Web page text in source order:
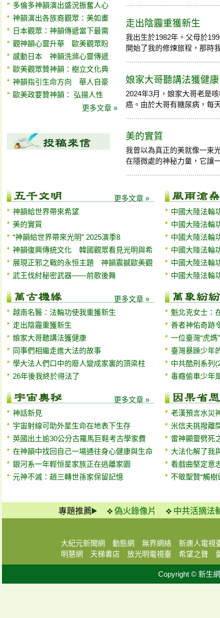
多倫多神韻演出盛況振奮人心
神韻演出各族裔觀眾：美如畫
日本觀眾：神韻傳遞當下最需
觀神韻心靈升華 歐美觀眾盼
感動日本 神韻洗滌心靈傳遞
歐美觀眾贊神韻：樹立文化典
神韻指引生命方向 華人自豪
歐美政要贊神韻： 弘揚人性
更多文章 »
走出陰霾重獲新生
我出生於1982年。父母於
開始了我的修煉旅程，那時
娘家大哥聽講法獲健康
2024年3月，娘家大哥老是
癌。由於大哥有糖尿病，每
美的實質
我曾以為真正的美就像一束
在隱微處的神秘力量，它讓
更多文章 »
神韻給世界帶來希望
美的實質
“神韻給世界帶來光明” 2025演季8
神韻復興傳統文化 韓國觀眾看見光明與希
展現正邪之戰的永恒主題 神韻震撼歐美觀
武王伐紂秘密武器——前歌後舞
更多文章 »
越南名醫：法輪功使我重獲新生
走出陰霾重獲新生
娘家大哥聽講法獲健康
同事們相繼走進大法的故事
學大法人們口中的廢人變成家裏的頂梁柱
26年後我終於得法了
更多文章 »
神話新見
宇宙射線可助外星生命在地表下生存
英國出土逾30公分古羅馬巨鞋考古學家費
在神韻中找回自己一場通往身心健康與生命
銀河系一年輕恒星家族正在逃離家園
元神不滅：趙三轉世孫家保留記憶
中國大陸法輪
中國大陸法輪
中國大陸法輪
中國大陸法輪
中國大陸法輪
中國大陸法輪
魁北克女士：
善者神佑奇跡
一位臺灣“虎媽
臺灣暴躁少年
中共酷刑系列
毒癮偷車少年
老漢預言水災
米信夫挑撥離
雷神顯靈劈死
大法化解了我
看戲曲堅定意
不敬聖賢“觸樹
專題推薦 偽火錄像片 中共活摘法
大紀元新聞網 動態網 無界網絡
新唐人電視
明慧網
天梯書店 放光明電視臺 希望之聲
Copyright © 新生